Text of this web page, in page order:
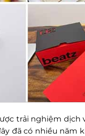
trải nghiệm
đã có nhiều